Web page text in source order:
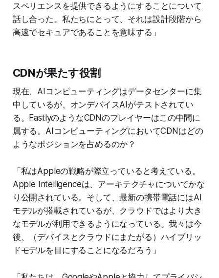
スペリエンスを提供できるようにすることについて
話し合った。私たちにとって、それは設計段階から
高速でセキュアであることを意味する」
CDNが果たす役割
現在、AIコンピューティングはデータセンターに集
中しているが、オンデバイスAIがテストされてい
る。FastlyのようなCDNのプレイヤーはこの中間に
属する。AIコンピューティングにおいてCDNはどの
ようなポジションを占めるのか？
「私はAppleの戦略が際立っていると考えている。
Apple Intelligenceは、アーキテクチャについてかな
り公開されている。そして、最新の携帯電話にはAI
モデルが搭載されているが、クラウドではより大き
なモデルが利用できるようになっている。我々は今
後、（デバイスとクラウドにまたがる）ハイブリッ
ドモデルを目にすることになるだろう」